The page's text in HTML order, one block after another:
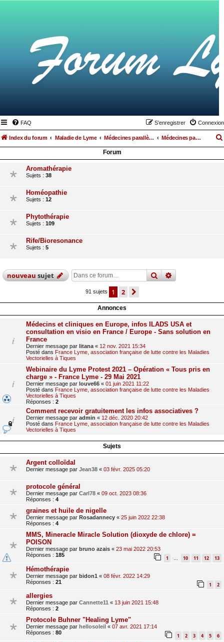
FAQ Connexion
S’enregistrer
Index du forum Maladie de Lyme Médecines parallèles, alimentation et hygiène de vie Médecines parallèles
Forum
Aromathérapie
Sujets : 38
Homéopathie
Sujets : 12
Phytothérapie
Sujets : 109
Rife/Bioresonance
Sujets : 5
nouveausujet rechercher
recherche
91 sujets 1 2
Annonces
Médecins et cliniques en Europe, infos ILADS USA et
consultation en visio en France / Europe - Sans solution en
France
Dernier message par litana « 12 nov. 2021 15:34
Posté dans France Lyme, association française de lutte contre les Maladies
Vectorielles à Tiques
Webinaire du Lyme Protest 2021 – Opération « Tous pris en
charge » - France Lyme - 29 Mai 2021
Dernier message par louve66 « 01 juin 2021 11:22
Posté dans France Lyme, association française de lutte contre les Maladies
Vectorielles à Tiques
Réponses : 2
Comment recevoir gratuitement les infos associatives ?
Dernier message par admin « 12 déc. 2020 20:42
Posté dans France Lyme, association française de lutte contre les Maladies
Vectorielles à Tiques
Sujets
Argent colloïdal
Dernier message par Jean38 « 03 févr. 2025 05:20
protocole général
Dernier message par Carl78 « 09 oct. 2023 08:36
Réponses : 4
graines et huile de nigelle
Dernier message par Rosadannecy « 25 juin 2022 22:38
Réponses : 4
MMS, Mineracle Miracle Solution (dioxyde de chlore) =
POISON
Dernier message par bruno azais « 23 mai 2022 20:53
Réponses : 185 1 … 10 11 12 13
Hémothérapie
Dernier message par bidon1 « 08 févr. 2022 14:29
Réponses : 21 1 2
allergies
Dernier message par Cannette11 « 13 juin 2021 15:48
Réponses : 2
Protocole Buhner "Healing Lyme"
Dernier message par hellosoleil « 07 avr. 2021 17:14
Réponses : 80 1 2 3 4 5 6